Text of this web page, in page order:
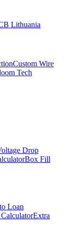
Lithuania
Custom Wire
Tech
Drop
Box Fill
Loan
Extra